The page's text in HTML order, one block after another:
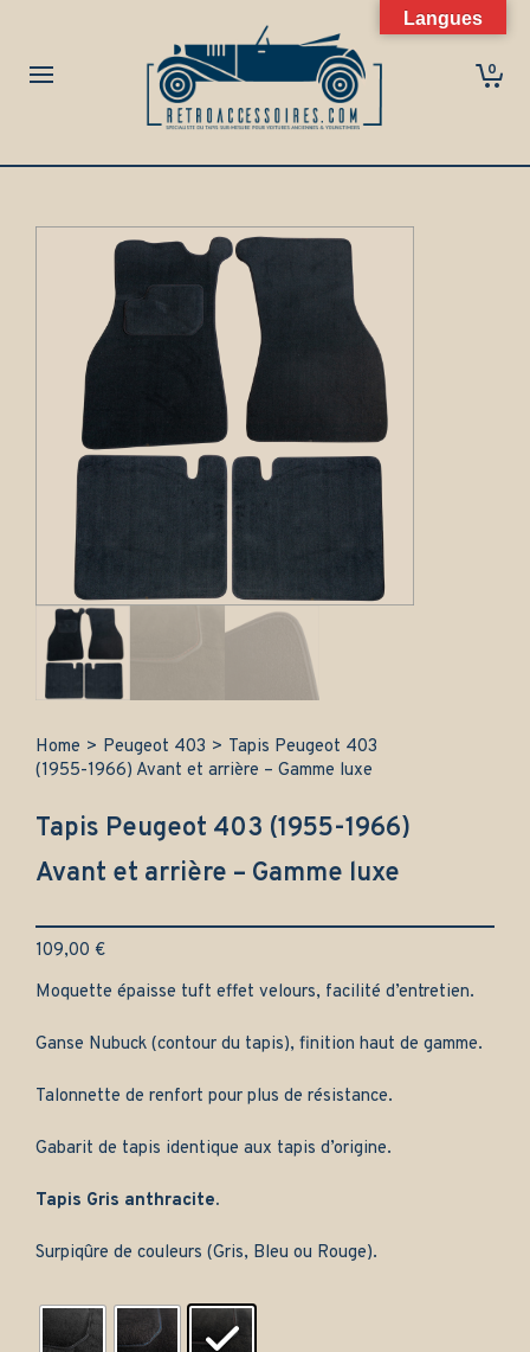
0
Home > Peugeot 403 > Tapis Peugeot 403
(1955-1966) Avant et arrière – Gamme luxe
Tapis Peugeot 403 (1955-1966)
Avant et arrière – Gamme luxe
109,00 €
Moquette épaisse tuft effet velours, facilité d’entretien.
Ganse Nubuck (contour du tapis), finition haut de gamme.
Talonnette de renfort pour plus de résistance.
Gabarit de tapis identique aux tapis d’origine.
Tapis Gris anthracite.
Surpiqûre de couleurs (Gris, Bleu ou Rouge).
Langues